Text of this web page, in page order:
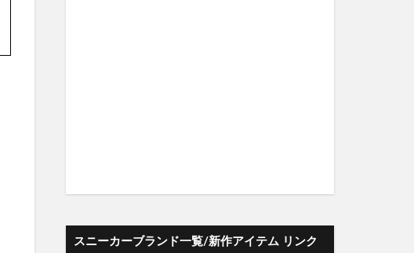
スニーカーブランド一覧/新作アイテム リンク